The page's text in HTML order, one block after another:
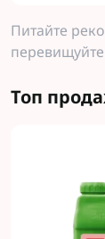
Питайте
перевищуйте
Топ